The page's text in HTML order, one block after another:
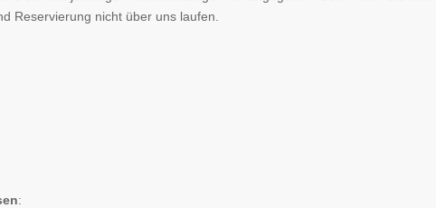
Reservierung nicht über uns laufen.
: